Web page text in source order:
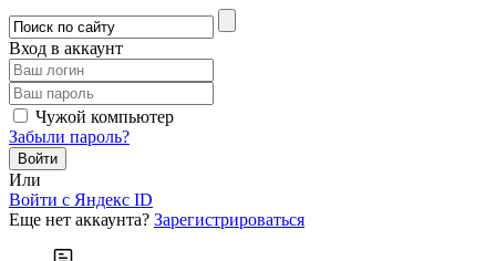
Вход в аккаунт
Чужой компьютер
Забыли пароль?
Или
Войти c Яндекс ID
Еще нет аккаунта? Зарегистрироваться